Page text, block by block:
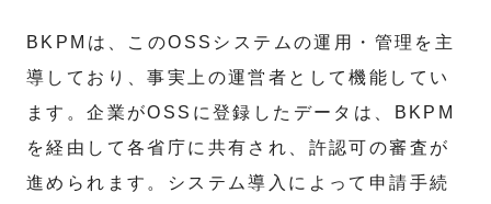
BKPMは、このOSSシステムの運用・管理を主
導しており、事実上の運営者として機能してい
ます。企業がOSSに登録したデータは、BKPM
を経由して各省庁に共有され、許認可の審査が
進められます。システム導入によって申請手続